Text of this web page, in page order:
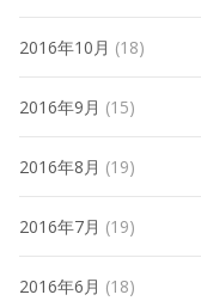
2016年10月 (18)
2016年9月 (15)
2016年8月 (19)
2016年7月 (19)
2016年6月 (18)